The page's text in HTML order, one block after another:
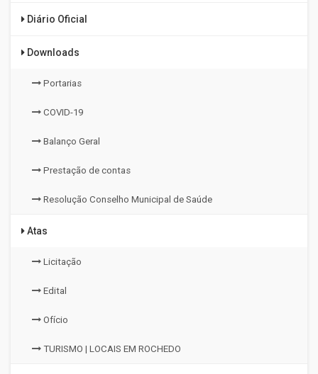
Diário Oficial
Downloads
Portarias
COVID-19
Balanço Geral
Prestação de contas
Resolução Conselho Municipal de Saúde
Atas
Licitação
Edital
Ofício
TURISMO | LOCAIS EM ROCHEDO